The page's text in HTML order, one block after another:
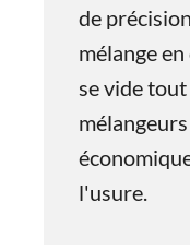
de
mélange
se vide
l'usure.